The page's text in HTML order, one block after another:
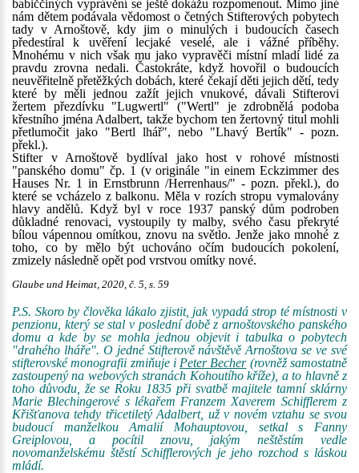
babiččiných vyprávění se ještě dokážu rozpomenout. Mimo jiné
nám dětem podávala vědomost o četných Stifterových pobytech
tady v Arnoštově, kdy jim o minulých i budoucích časech
předestíral k uvěření lecjaké veselé, ale i vážné příběhy.
Mnohému v nich však mu jako vypravěči místní mladí lidé za
pravdu zrovna nedali. Častokráte, když hovořil o budoucích
neuvěřitelně přetěžkých dobách, které čekají děti jejich dětí, tedy
které by měli jednou zažít jejich vnukové, dávali Stifterovi
žertem přezdívku "Lugwertl" ("Wertl" je zdrobnělá podoba
křestního jména Adalbert, takže bychom ten žertovný titul mohli
přetlumočit jako "Bertl lhář", nebo "Lhavý Bertík" - pozn.
překl.).
Stifter v Arnoštově bydlíval jako host v rohové místnosti
"panského domu" čp. 1 (v originále "in einem Eckzimmer des
Hauses Nr. 1 in Ernstbrunn /Herrenhaus/" - pozn. překl.), do
které se vcházelo z balkonu. Měla v rozích stropu vymalovány
hlavy andělů. Když byl v roce 1937 panský dům podroben
důkladné renovaci, vystoupily ty malby, svého času překryté
bílou vápennou omítkou, znovu na světlo. Jenže jako mnohé z
toho, co by mělo být uchováno očím budoucích pokolení,
zmizely následně opět pod vrstvou omítky nové.
Glaube und Heimat, 2020, č. 5, s. 59
P.S. Skoro by člověka lákalo zjistit, jak vypadá strop té místnosti v
penzionu, který se stal v poslední době z arnoštovského panského
domu a kde by se mohla jednou objevit i tabulka o pobytech
"drahého lháře". O jedné Stifterově návštěvě Arnoštova se ve své
stifterovské monografii zmiňuje i Peter Becher(rovněž samostatně
zastoupený na webových stranách Kohoutího kříže), a to hlavně z
toho důvodu, že se Roku 1835 při svatbě majitele tamní sklárny
Marie Blechingerové s lékařem Franzem Xaverem Schifflerem z
Křišťanova tehdy třicetiletý Adalbert, už v novém vztahu se svou
budoucí manželkou Amalií Mohauptovou, setkal s Fanny
Greiplovou, a pocítil znovu, jakým neštěstím vedle
novomanželskému štěstí Schifflerových je jeho rozchod s láskou
mládí.